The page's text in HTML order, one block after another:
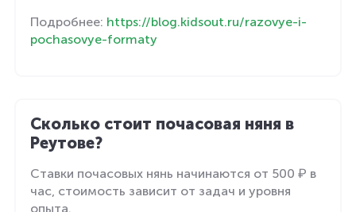
Подробнее: https://blog.kidsout.ru/razovye-i-
pochasovye-formaty
Сколько стоит почасовая няня в
Реутове?
Ставки почасовых нянь начинаются от 500 ₽ в
час, стоимость зависит от задач и уровня
опыта.